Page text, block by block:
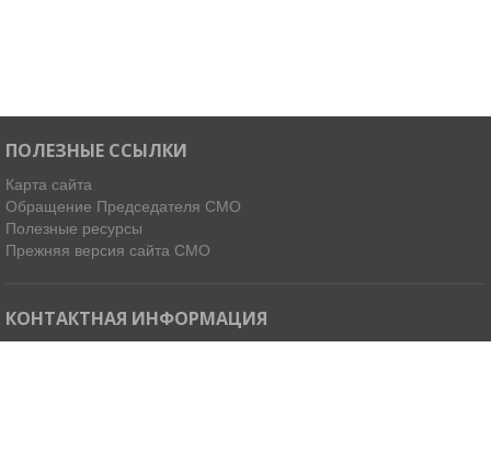
ПОЛЕЗНЫЕ ССЫЛКИ
Карта сайта
Обращение Председателя СМО
Полезные ресурсы
Прежняя версия сайта СМО
КОНТАКТНАЯ ИНФОРМАЦИЯ